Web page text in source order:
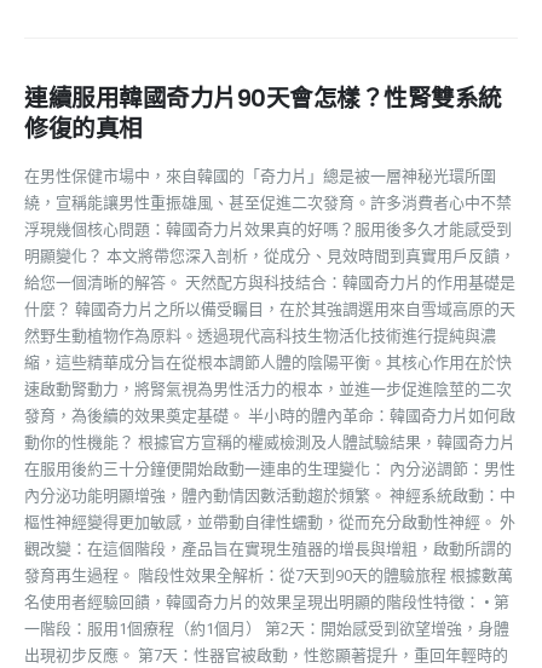
連續服用韓國奇力片90天會怎樣？性腎雙系統
修復的真相
在男性保健市場中，來自韓國的「奇力片」總是被一層神秘光環所圍
繞，宣稱能讓男性重振雄風、甚至促進二次發育。許多消費者心中不禁
浮現幾個核心問題：韓國奇力片效果真的好嗎？服用後多久才能感受到
明顯變化？ 本文將帶您深入剖析，從成分、見效時間到真實用戶反饋，
給您一個清晰的解答。 天然配方與科技結合：韓國奇力片的作用基礎是
什麼？ 韓國奇力片之所以備受矚目，在於其強調選用來自雪域高原的天
然野生動植物作為原料。透過現代高科技生物活化技術進行提純與濃
縮，這些精華成分旨在從根本調節人體的陰陽平衡。其核心作用在於快
速啟動腎動力，將腎氣視為男性活力的根本，並進一步促進陰莖的二次
發育，為後續的效果奠定基礎。 半小時的體內革命：韓國奇力片如何啟
動你的性機能？ 根據官方宣稱的權威檢測及人體試驗結果，韓國奇力片
在服用後約三十分鐘便開始啟動一連串的生理變化： 內分泌調節：男性
內分泌功能明顯增強，體內動情因數活動趨於頻繁。 神經系統啟動：中
樞性神經變得更加敏感，並帶動自律性蠕動，從而充分啟動性神經。 外
觀改變：在這個階段，產品旨在實現生殖器的增長與增粗，啟動所謂的
發育再生過程。 階段性效果全解析：從7天到90天的體驗旅程 根據數萬
名使用者經驗回饋，韓國奇力片的效果呈現出明顯的階段性特徵： • 第
一階段：服用1個療程（約1個月） 第2天：開始感受到欲望增強，身體
出現初步反應。 第7天：性器官被啟動，性慾顯著提升，重回年輕時的